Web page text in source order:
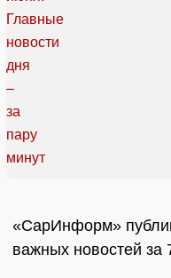
«СарИнформ»
важных новостей за